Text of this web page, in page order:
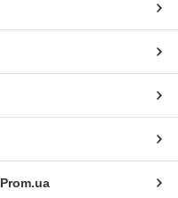
Prom.ua